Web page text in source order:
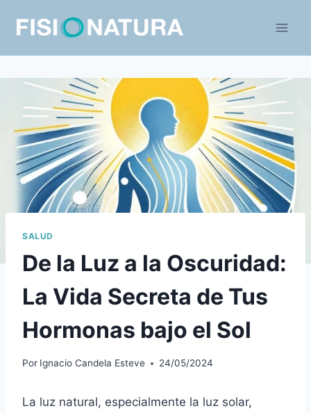
SALUD
De la Luz a la Oscuridad:
La Vida Secreta de Tus
Hormonas bajo el Sol
Por Ignacio Candela Esteve 24/05/2024
La luz natural, especialmente la luz solar,